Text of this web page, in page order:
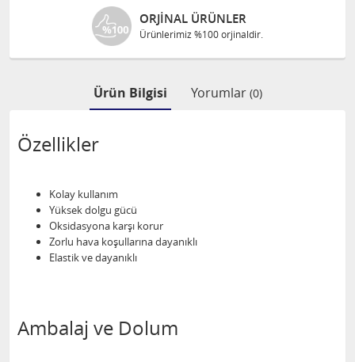
Ürün Bilgisi Yorumlar (0)
Özellikler
Kolay kullanım
Yüksek dolgu gücü
Oksidasyona karşı korur
Zorlu hava koşullarına dayanıklı
Elastik ve dayanıklı
Ambalaj ve Dolum